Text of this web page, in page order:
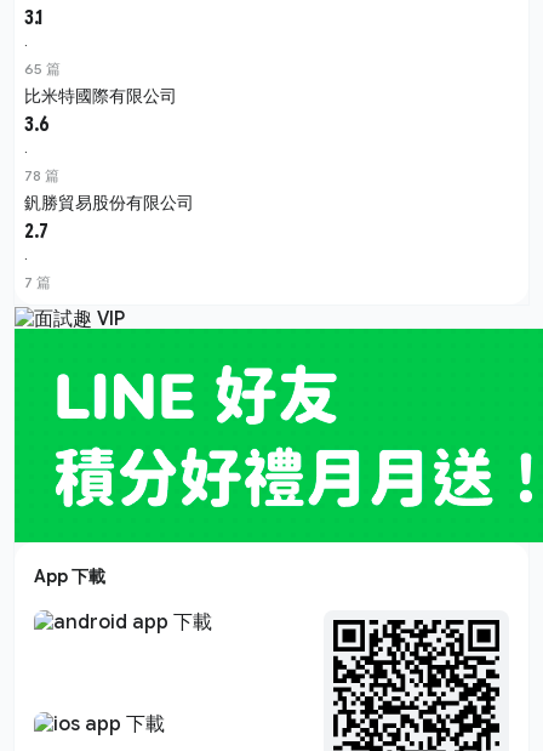
3.1
·
65 篇
比米特國際有限公司
3.6
·
78 篇
釩勝貿易股份有限公司
2.7
·
7 篇
App 下載